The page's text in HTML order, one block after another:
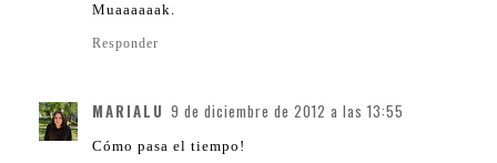
Muaaaaaak.
Responder
MARIALU 9 de diciembre de 2012 a las 13:55
Cómo pasa el tiempo!